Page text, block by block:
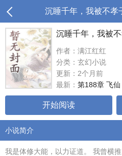
沉睡千年，我被不孝
沉睡千年，我被
作者：满江红红
分类：玄幻小说
更新：2个月前
最新： 第188章 飞仙
开始阅读
小说简介
我是体修大能，以力证道。 我曾横